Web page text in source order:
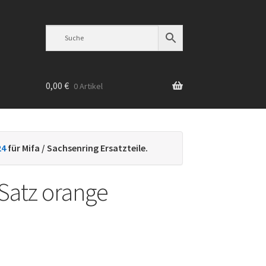
0,00 € 0 Artikel
für Mifa / Sachsenring Ersatzteile.
orange